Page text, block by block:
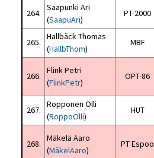
264.
Saapunki Ari
(SaapuAri)
PT-2000
265.
Hallbäck Thomas
(HallbThom)
MBF
266.
Flink Petri
(FlinkPetr)
OPT-86
267.
Ropponen Olli
(RoppoOlli)
HUT
268.
Mäkelä Aaro
(MäkelAaro)
PT Espoo